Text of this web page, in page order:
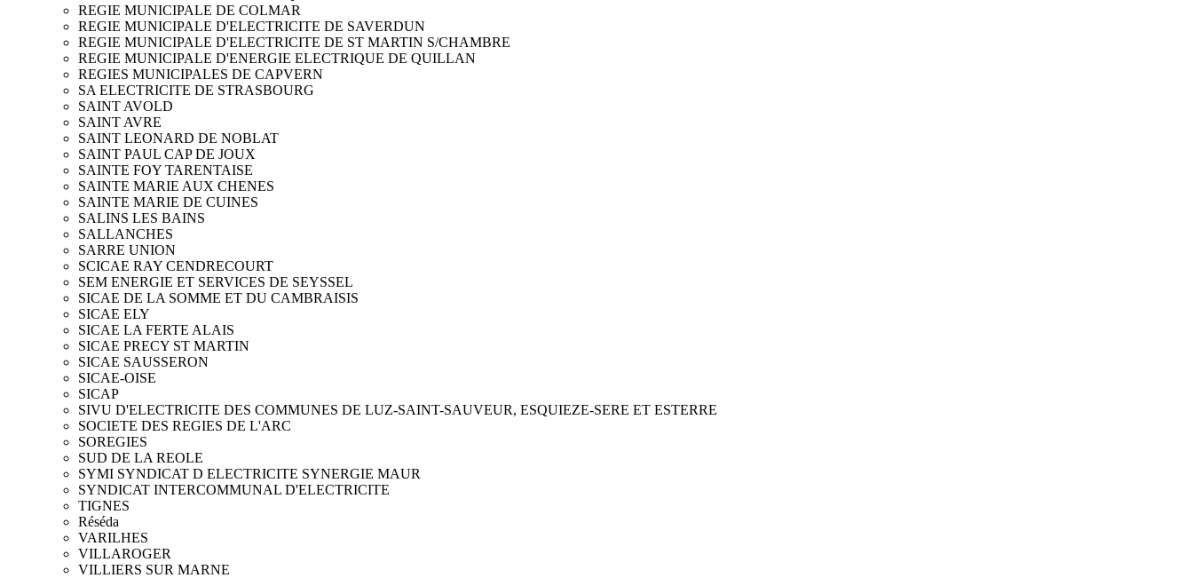
REGIE MUNICIPALE DE COLMAR
REGIE MUNICIPALE D'ELECTRICITE DE SAVERDUN
REGIE MUNICIPALE D'ELECTRICITE DE ST MARTIN S/CHAMBRE
REGIE MUNICIPALE D'ENERGIE ELECTRIQUE DE QUILLAN
REGIES MUNICIPALES DE CAPVERN
SA ELECTRICITE DE STRASBOURG
SAINT AVOLD
SAINT AVRE
SAINT LEONARD DE NOBLAT
SAINT PAUL CAP DE JOUX
SAINTE FOY TARENTAISE
SAINTE MARIE AUX CHENES
SAINTE MARIE DE CUINES
SALINS LES BAINS
SALLANCHES
SARRE UNION
SCICAE RAY CENDRECOURT
SEM ENERGIE ET SERVICES DE SEYSSEL
SICAE DE LA SOMME ET DU CAMBRAISIS
SICAE ELY
SICAE LA FERTE ALAIS
SICAE PRECY ST MARTIN
SICAE SAUSSERON
SICAE-OISE
SICAP
SIVU D'ELECTRICITE DES COMMUNES DE LUZ-SAINT-SAUVEUR, ESQUIEZE-SERE ET ESTERRE
SOCIETE DES REGIES DE L'ARC
SOREGIES
SUD DE LA REOLE
SYMI SYNDICAT D ELECTRICITE SYNERGIE MAUR
SYNDICAT INTERCOMMUNAL D'ELECTRICITE
TIGNES
Réséda
VARILHES
VILLAROGER
VILLIERS SUR MARNE